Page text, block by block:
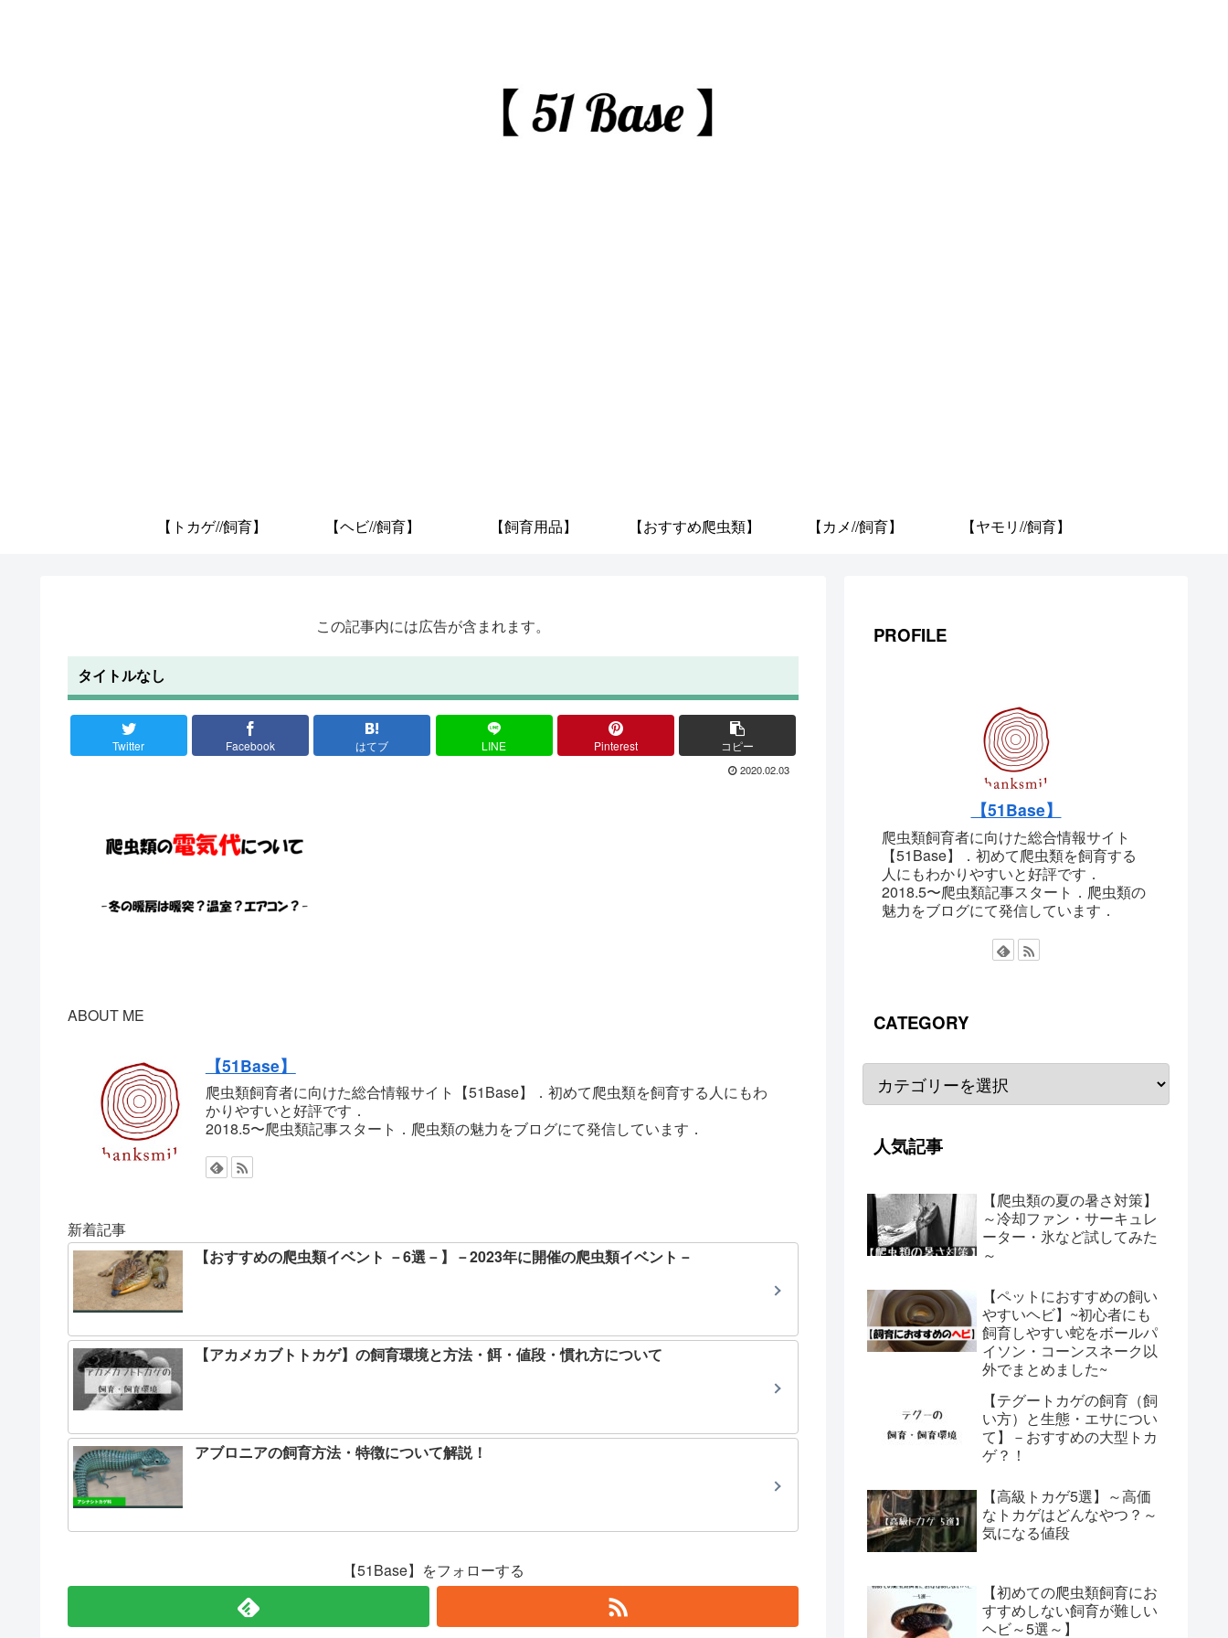
【トカゲ//飼育】 【ヘビ//飼育】 【飼育用品】 【おすすめ爬虫類】 【カメ//飼育】 【ヤモリ//飼育】
この記事内には広告が含まれます。
タイトルなし
Twitter Facebook はてブ LINE Pinterest コピー
2020.02.03
ABOUT ME
【51Base】
爬虫類飼育者に向けた総合情報サイト【51Base】．初めて爬虫類を飼育する人にもわ
かりやすいと好評です．
2018.5〜爬虫類記事スタート．爬虫類の魅力をブログにて発信しています．
新着記事
【おすすめの爬虫類イベント －6選－】－2023年に開催の爬虫類イベント－
【アカメカブトトカゲ】の飼育環境と方法・餌・値段・慣れ方について
アブロニアの飼育方法・特徴について解説！
【51Base】をフォローする
PROFILE
【51Base】
爬虫類飼育者に向けた総合情報サイト
【51Base】．初めて爬虫類を飼育する
人にもわかりやすいと好評です．
2018.5〜爬虫類記事スタート．爬虫類の
魅力をブログにて発信しています．
CATEGORY
人気記事
【爬虫類の夏の暑さ対策】
～冷却ファン・サーキュレ
ーター・氷など試してみた
～
【ペットにおすすめの飼い
やすいヘビ】~初心者にも
飼育しやすい蛇をボールパ
イソン・コーンスネーク以
外でまとめました~
【テグートカゲの飼育（飼
い方）と生態・エサについ
て】－おすすめの大型トカ
ゲ？！
【高級トカゲ5選】～高価
なトカゲはどんなやつ？～
気になる値段
【初めての爬虫類飼育にお
すすめしない飼育が難しい
ヘビ～5選～】